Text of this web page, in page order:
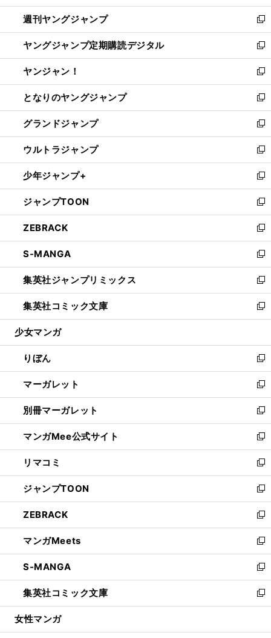
開
く
ウ
で
開
く
ン
ド
ウ
で
開
く
ウ
ィ
ン
ド
ウ
で
開
く
週刊ヤングジャンプ
新
し
い
ウ
ィ
ン
ド
ウ
で
開
く
ヤングジャンプ定期購読デジタル
新
し
い
ウ
ィ
ン
ド
ウ
で
開
く
ヤンジャン！
新
し
い
ウ
ィ
ン
ド
ウ
で
開
く
となりのヤングジャンプ
新
し
い
ウ
ィ
ン
ド
ウ
で
開
く
グランドジャンプ
新
し
い
ウ
ィ
ン
ド
ウ
で
開
く
ウルトラジャンプ
新
し
い
ウ
ィ
ン
ド
ウ
で
開
く
少年ジャンプ+
新
し
い
ウ
ィ
ン
ド
ウ
で
開
く
ジャンプTOON
新
し
い
ウ
ィ
ン
ド
ウ
で
開
ZEBRACK
新
し
い
ウ
ィ
ン
ド
ウ
開
く
S-MANGA
新
し
い
ウ
ィ
ン
ウ
で
開
く
集英社ジャンプリミックス
新
し
い
ウ
ン
ド
ウ
で
開
く
集英社コミック文庫
新
し
ウ
ィ
ン
ド
ウ
で
開
く
少女マンガ
りぼん
新
し
い
ウ
ィ
ン
ド
ウ
で
開
く
マーガレット
新
し
い
ウ
ィ
ン
ド
ウ
で
開
く
別冊マーガレット
新
し
い
ウ
ィ
ン
ド
ウ
で
開
く
マンガMee公式サイト
新
し
い
ウ
ィ
ン
ド
ウ
で
開
く
リマコミ
新
し
い
ウ
ィ
ン
ド
ウ
で
開
く
ジャンプTOON
新
し
い
ウ
ィ
ン
ド
ウ
で
開
ZEBRACK
新
し
い
ウ
ィ
ン
ド
ウ
開
マンガMeets
新
し
い
ウ
ィ
ン
ウ
S-MANGA
新
し
い
ウ
ン
集英社コミック文庫
新
し
ウ
女性マンガ